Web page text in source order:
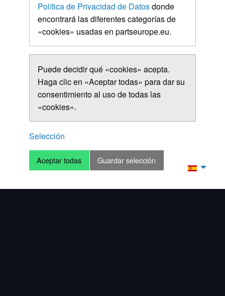
Política de Privacidad de Datosdonde
encontrará las diferentes categorías de
«cookies» usadas en partseurope.eu.
Puede decidir qué «cookies» acepta.
Haga clic en «Aceptar todas» para dar su
consentimiento al uso de todas las
«cookies».
Selección
Aceptar todas Guardar selección